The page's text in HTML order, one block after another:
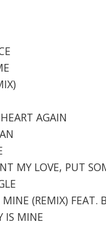
AGAIN
MY LOVE, PUT
(REMIX) FEAT.
IS MINE